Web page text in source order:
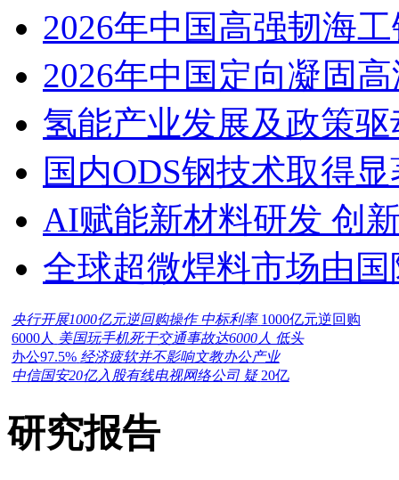
2026年中国高强韧海
2026年中国定向凝固
氢能产业发展及政策
国内ODS钢技术取得
AI赋能新材料研发 创
全球超微焊料市场由
央行开展1000亿元逆回购操作 中标利率 1000亿元逆回购
6000人 美国玩手机死于交通事故达6000人 低头
办公97.5% 经济疲软并不影响文教办公产业
中信国安20亿入股有线电视网络公司 疑 20亿
研究报告